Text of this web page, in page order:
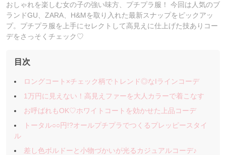
おしゃれを楽しむ女の子の強い味方、プチプラ服！ 今回は人気のブ
ランドGU、ZARA、H&Mを取り入れた最新スナップをピックアッ
プ。プチプラ服を上手にセレクトして高見えに仕上げた技ありコー
デをさっそくチェック♡
目次
ロングコート×チェック柄でトレンド◎なIラインコーデ
1万円に見えない！高見えファーを大人カラーで着こなす
お呼ばれもOK♡ホワイトコートを効かせた上品コーデ
トータル○○円!?オールプチプラでつくるプレッピースタイ
ル
差し色ボルドーと小物づかいが光るカジュアルコーデ♪